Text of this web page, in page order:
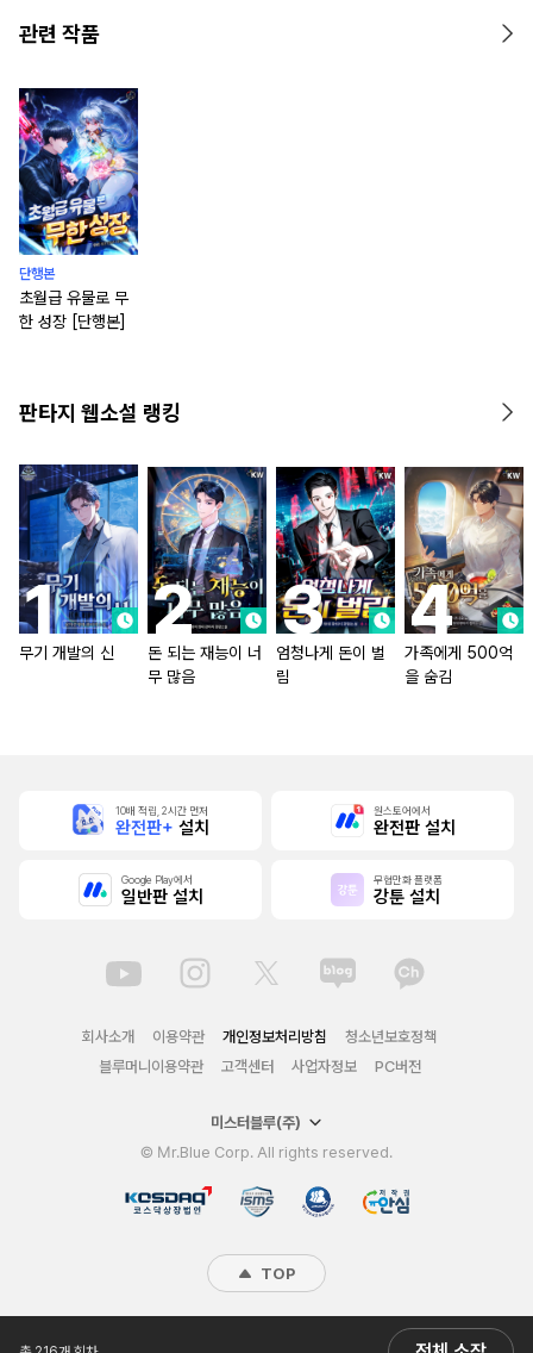
관련 작품
단행본
초월급 유물로 무
한 성장 [단행본]
판타지 웹소설 랭킹
무기 개발의 신
돈 되는 재능이 너
무 많음
엄청나게 돈이 벌
림
가족에게 500억
을 숨김
10배 적립, 2시간 먼저
완전판+ 설치
원스토어에서
완전판 설치
Google Play에서
일반판 설치
무협만화 플랫폼
강툰 설치
회사소개 이용약관 개인정보처리방침
청소년보호정책
블루머니이용약관
고객센터 사업자정보 PC버전
미스터블루(주)
© Mr.Blue Corp. All rights reserved.
TOP